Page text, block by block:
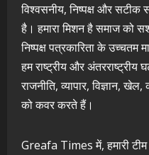
विश्वसनीय, निष्पक्ष और सटीक
है। हमारा मिशन है समाज को
निष्पक्ष पत्रकारिता के उच्चतम
हम राष्ट्रीय और अंतरराष्ट्रीय
राजनीति, व्यापार, विज्ञान,
को कवर करते हैं।
Greafa Times में, हमारी